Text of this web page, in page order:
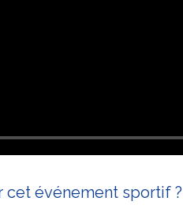
événement sportif ?